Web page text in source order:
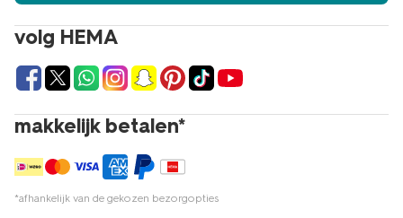
volg HEMA
makkelijk betalen*
*afhankelijk van de gekozen bezorgopties